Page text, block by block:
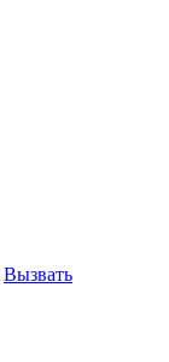
Вызвать